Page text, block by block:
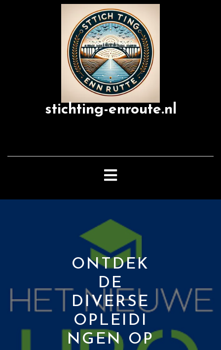
stichting-enroute.nl
Open
Button
ONTDEK
DE
DIVERSE
OPLEIDI
NGEN OP